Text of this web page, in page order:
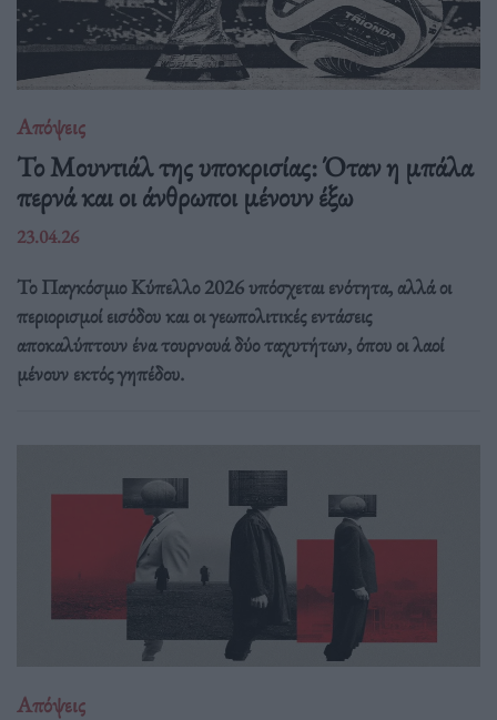
Απόψεις
Το Μουντιάλ της υποκρισίας: Όταν η μπάλα
περνά και οι άνθρωποι μένουν έξω
23.04.26
Το Παγκόσμιο Κύπελλο 2026 υπόσχεται ενότητα, αλλά οι
περιορισμοί εισόδου και οι γεωπολιτικές εντάσεις
αποκαλύπτουν ένα τουρνουά δύο ταχυτήτων, όπου οι λαοί
μένουν εκτός γηπέδου.
Απόψεις